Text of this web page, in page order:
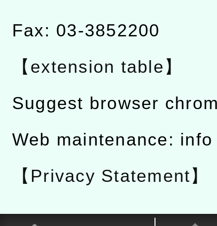
Fax: 03-3852200
【extension table】
Suggest browser
Web maintenance:
【Privacy Statement】